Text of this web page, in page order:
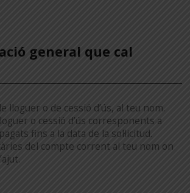
general que cal
lloguer o de cessió d’ús, al teu nom.
o cessió d’ús corresponents a
fins a la data de la sol·licitud.
del compte corrent al teu nom on